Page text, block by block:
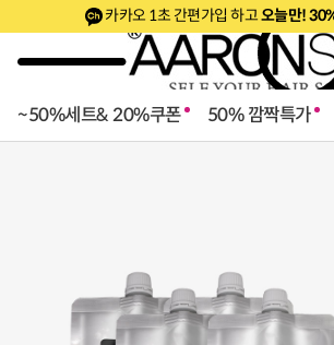
카카오 1초 간편가입 하고오늘만!
~50%세트& 20%쿠폰 50% 깜짝특가